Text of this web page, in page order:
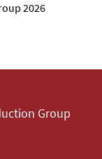
2026
Group